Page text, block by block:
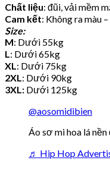
Chất liệu: đũi, vải mềm
Cam kết: Không ra màu
Size:
M: Dưới 55kg
L : Dưới 65kg
XL : Dưới 75kg
2XL : Dưới 90kg
3XL: Dưới 125kg
@aosomidibien
Áo sơ mi hoa lá nền
♬ Hip Hop